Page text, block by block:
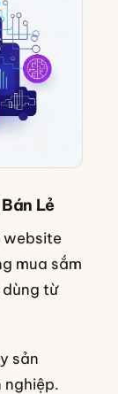
Lẻ
website
mua sắm
dùng từ
sản
nghiệp.